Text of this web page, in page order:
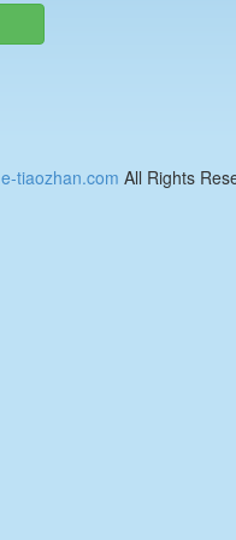
e-tiaozhan.com All Rights